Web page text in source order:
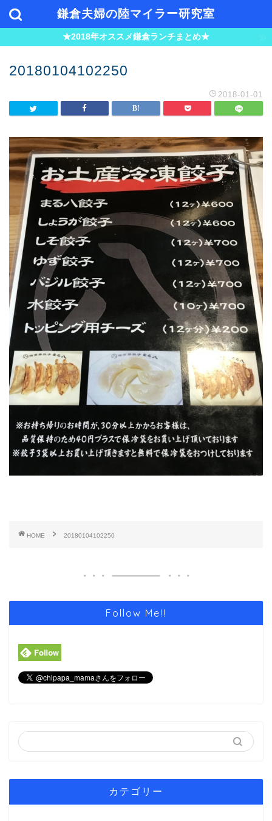
鎌倉夫婦の陸マイラー研究室
★2018年オススメ鎌倉ランチまとめ★
20180104102250
2018-01-01
HOME 20180104102250
Follow Me!!
カテゴリー